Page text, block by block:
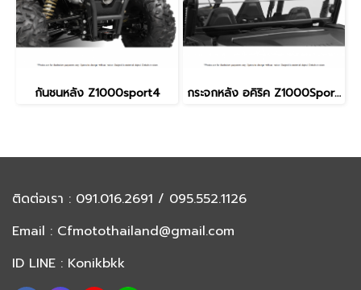
กันชนหลัง Z1000sport4 กระจกหลัง อคิริค Z1000Sport4
ติดต่อเรา : 091.016.2691 / 095.552.1126
Email : Cfmotothailand@gmail.com
ID LINE : Konikbkk